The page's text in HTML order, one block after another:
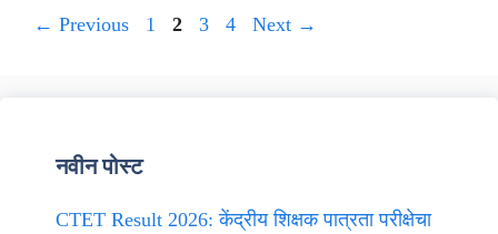
← Previous Page
1 Page
2 Page
3 Page
4 Next →
नवीन पोस्ट
CTET Result 2026: केंद्रीय शिक्षक पात्रता परीक्षेचा